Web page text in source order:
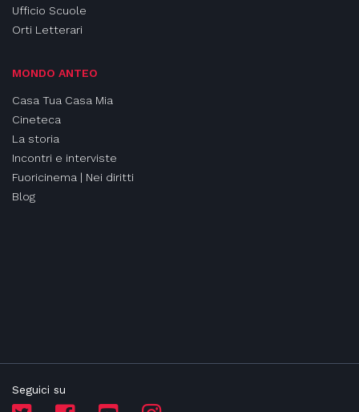
Ufficio Scuole
Orti Letterari
MONDO ANTEO
Casa Tua Casa Mia
Cineteca
La storia
Incontri e interviste
Fuoricinema | Nei diritti
Blog
Seguici su